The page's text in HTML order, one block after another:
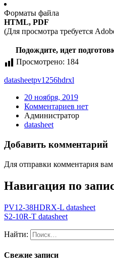
Форматы файла
HTML, PDF
(Для просмотра требуется
Подождите, идет
Просмотрено: 184
datasheetpv1256hdrxl
20 ноября, 2019
Комментариев нет
Администратор
datasheet
Добавить комментарий
Для отправки комментария
Навигация по
PV12-38HDRX-L datasheet
S2-10R-T datasheet
Найти:
Свежие записи